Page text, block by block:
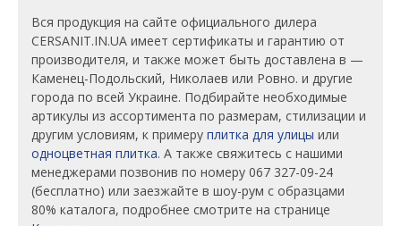
Вся продукция на сайте официального дилера
CERSANIT.IN.UA имеет сертификаты и гарантию от
производителя, и также может быть доставлена в —
Каменец-Подольский, Николаев или Ровно. и другие
города по всей Украине. Подбирайте необходимые
артикулы из ассортимента по размерам, стилизации и
другим условиям, к примеру плитка для улицы или
одноцветная плитка. А также свяжитесь с нашими
менеджерами позвонив по номеру 067 327-09-24
(бесплатно) или заезжайте в шоу-рум с образцами
80% каталога, подробнее смотрите на странице